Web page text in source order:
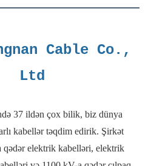
Cable Co.,
37 ildən çox bilik, biz dünya
kabellər təqdim edirik. Şirkət
qədər elektrik kabelləri, elektrik